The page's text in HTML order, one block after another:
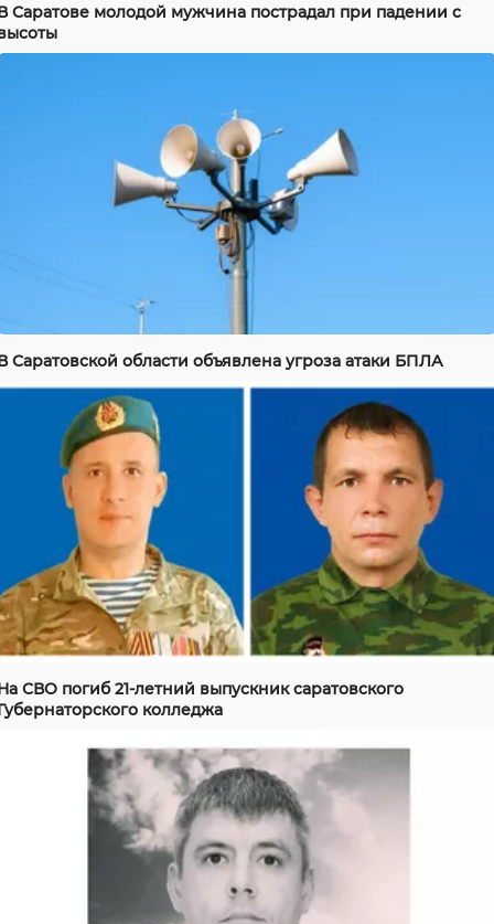
Саратове молодой мужчина пострадал при падении с
Саратовской области объявлена угроза атаки БПЛА
СВО погиб 21-летний выпускник саратовского
колледжа